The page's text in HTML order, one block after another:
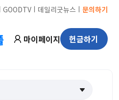
GOODTVㅣ 데일리굿뉴스 ㅣ 문의하기
마이페이지 헌금하기